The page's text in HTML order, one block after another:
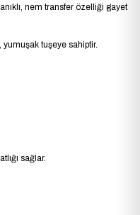
nem transfer özelliği gayet
tuşeye sahiptir.
sağlar.